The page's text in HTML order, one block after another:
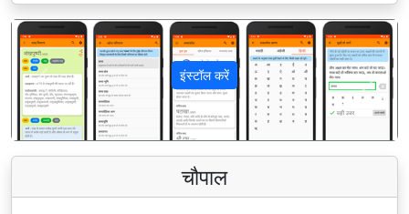
इंस्टॉल करें
पिछला अगला
चौपाल